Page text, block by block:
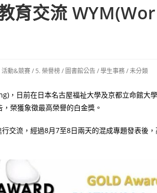
育交流
活動&競賽/ 5. 榮譽榜/ 圖書館公告/學生事務/未分類
，日前在日本名古屋福祉大學及京都立命館大
榮獲象徵最高榮譽的白金獎。
交流，經過8月7至8日兩天的混成專題發表後